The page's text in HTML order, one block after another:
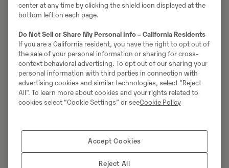
Laadi alla tehnilised andmed
center at any time by clicking the shield icon displayed at the
bottom left on each page.
Do Not Sell or Share My Personal Info – California Residents
If you are a California resident, you have the right to opt out of
the sale of your personal information or sharing for cross-
context behavioral advertising. To opt out of our sharing your
personal information with third parties in connection with
advertising cookies and similar technologies, select "Reject
All". To learn more about cookies and your rights related to
cookies select “Cookie Settings” or seeCookie Policy
Accept Cookies
Reject All